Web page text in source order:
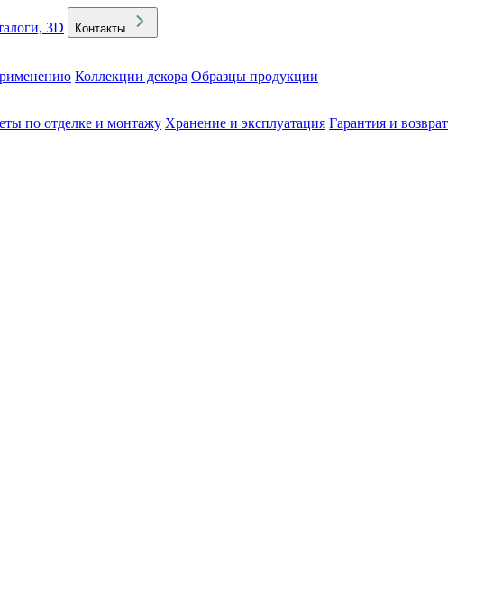
3D Контакты
Коллекции декора Образцы продукции
по отделке и монтажу Хранение и эксплуатация Гарантия и возврат